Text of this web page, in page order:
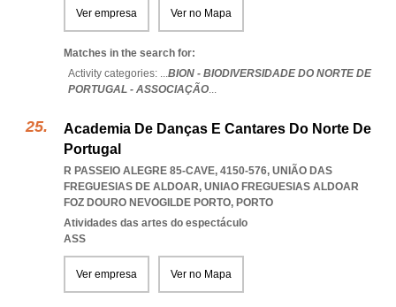
Ver empresa Ver no Mapa
Matches in the search for:
Activity categories: ...BION - BIODIVERSIDADE DO NORTE DE
PORTUGAL - ASSOCIAÇÃO...
Academia De Danças E Cantares Do Norte De
Portugal
R PASSEIO ALEGRE 85-CAVE, 4150-576, UNIÃO DAS
FREGUESIAS DE ALDOAR, UNIAO FREGUESIAS ALDOAR
FOZ DOURO NEVOGILDE PORTO, PORTO
Atividades das artes do espectáculo
ASS
Ver empresa Ver no Mapa